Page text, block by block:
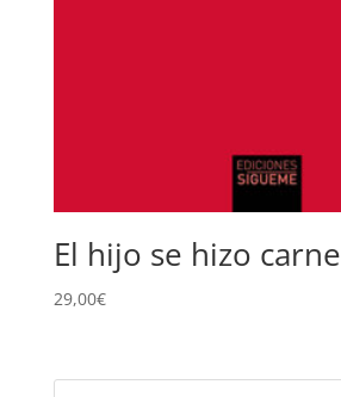
El hijo se hizo carne
29,00€